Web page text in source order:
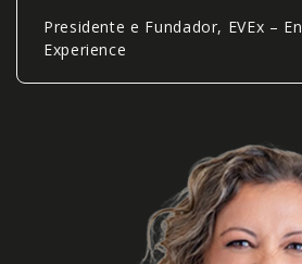
Presidente e Fundador, EVEx –
Experience